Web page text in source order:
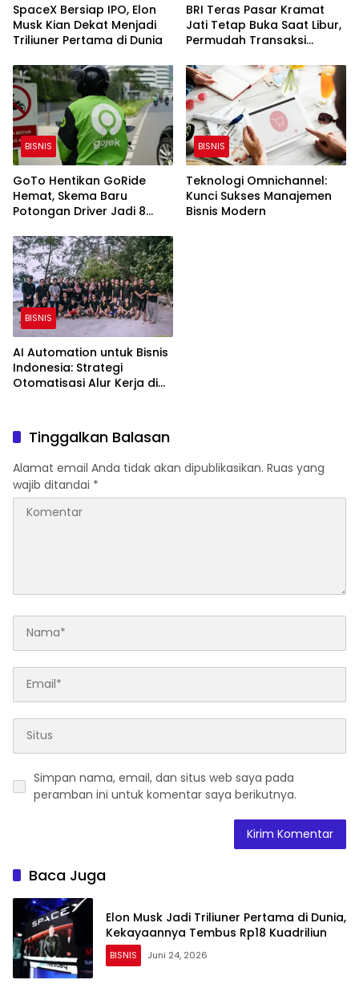
SpaceX Bersiap IPO, Elon
Musk Kian Dekat Menjadi
Triliuner Pertama di Dunia
BRI Teras Pasar Kramat
Jati Tetap Buka Saat Libur,
Permudah Transaksi
Banking
BISNIS
GoTo Hentikan GoRide
Hemat, Skema Baru
Potongan Driver Jadi 8
BISNIS
Teknologi Omnichannel:
Kunci Sukses Manajemen
Bisnis Modern
BISNIS
AI Automation untuk Bisnis
Indonesia: Strategi
Otomatisasi Alur Kerja di
Tinggalkan Balasan
Alamat email Anda tidak akan dipublikasikan. Ruas yang
wajib ditandai *
Simpan nama, email, dan situs web saya pada
peramban ini untuk komentar saya berikutnya.
Baca Juga
Elon Musk Jadi Triliuner Pertama di Dunia,
Kekayaannya Tembus Rp18 Kuadriliun
BISNIS Juni 24, 2026